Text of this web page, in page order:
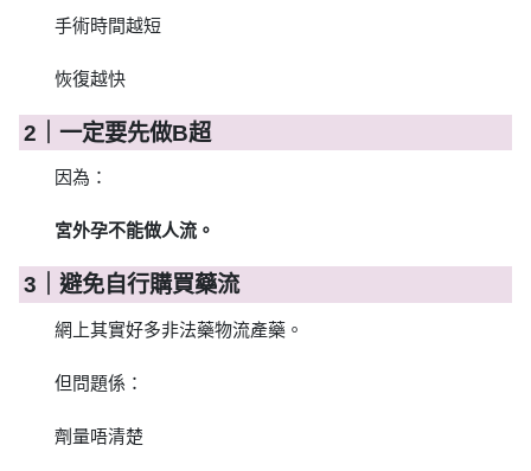
手術時間越短
恢復越快
2｜一定要先做B超
因為：
宮外孕不能做人流。
3｜避免自行購買藥流
網上其實好多非法藥物流產藥。
但問題係：
劑量唔清楚